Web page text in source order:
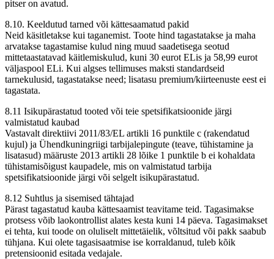
pitser on avatud.
8.10. Keeldutud tarned või kättesaamatud pakid
Neid käsitletakse kui taganemist. Toote hind tagastatakse ja maha
arvatakse tagastamise kulud ning muud saadetisega seotud
mittetaastatavad käitlemiskulud, kuni 30 eurot ELis ja 58,99 eurot
väljaspool ELi. Kui algses tellimuses maksti standardseid
tarnekulusid, tagastatakse need; lisatasu premium/kiirteenuste eest ei
tagastata.
8.11 Isikupärastatud tooted või teie spetsifikatsioonide järgi
valmistatud kaubad
Vastavalt direktiivi 2011/83/EL artikli 16 punktile c (rakendatud
kujul) ja Ühendkuningriigi tarbijalepingute (teave, tühistamine ja
lisatasud) määruste 2013 artikli 28 lõike 1 punktile b ei kohaldata
tühistamisõigust kaupadele, mis on valmistatud tarbija
spetsifikatsioonide järgi või selgelt isikupärastatud.
8.12 Suhtlus ja sisemised tähtajad
Pärast tagastatud kauba kättesaamist teavitame teid. Tagasimakse
protsess võib laokontrollist alates kesta kuni 14 päeva. Tagasimakset
ei tehta, kui toode on oluliselt mittetäielik, võltsitud või pakk saabub
tühjana. Kui olete tagasisaatmise ise korraldanud, tuleb kõik
pretensioonid esitada vedajale.